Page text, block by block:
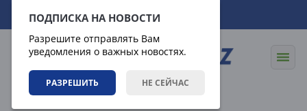
ПОДПИСКА НА НОВОСТИ
Разрешите отправлять Вам
уведомления о важных новостях.
РАЗРЕШИТЬ НЕ СЕЙЧАС
09.08.2026 19:47:39